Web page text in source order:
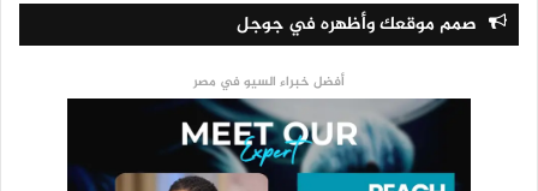
صمم موقعك وأظهره في جوجل
أفضل خبراء السيو في مصر